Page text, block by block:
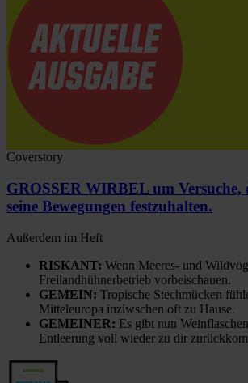
Coverstory
GROSSER WIRBEL um Versuche,
seine Bewegungen festzuhalten.
Außerdem im Heft
RISKANT: Wenn Meeres- und
Freilandhühnerbetrieb vorbeischauen.
GEMEIN: Tropische Stechmücken
Mitteleuropa inziwschen oft zu Hause.
GEMEINER: Es gibt nun
Entleerung voll wieder zu dir